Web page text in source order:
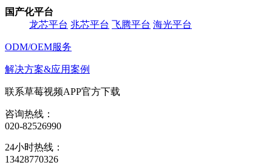
国产化平台
龙芯平台 兆芯平台 飞腾平台 海光平台
ODM/OEM服务
解决方案&应用案例
联系草莓视频APP官方下载
咨询热线：
020-82526990
24小时热线：
13428770326